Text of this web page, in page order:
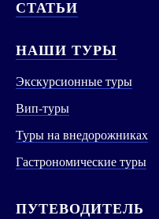
СТАТЬИ
НАШИ ТУРЫ
Экскурсионные туры
Вип-туры
Туры на внедорожниках
Гастрономические туры
ПУТЕВОДИТЕЛЬ